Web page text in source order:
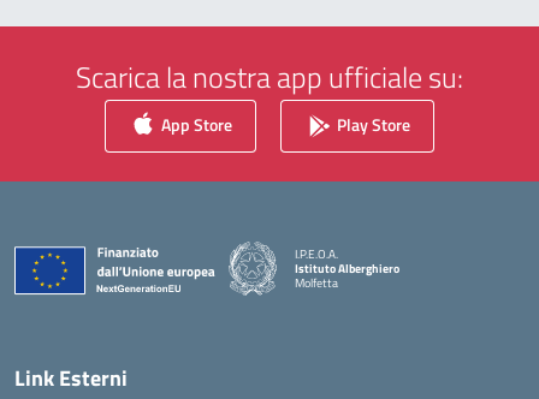
Scarica la nostra app ufficiale su:
App Store Play Store
I.P.E.O.A.
Istituto Alberghiero
Molfetta
Link Esterni